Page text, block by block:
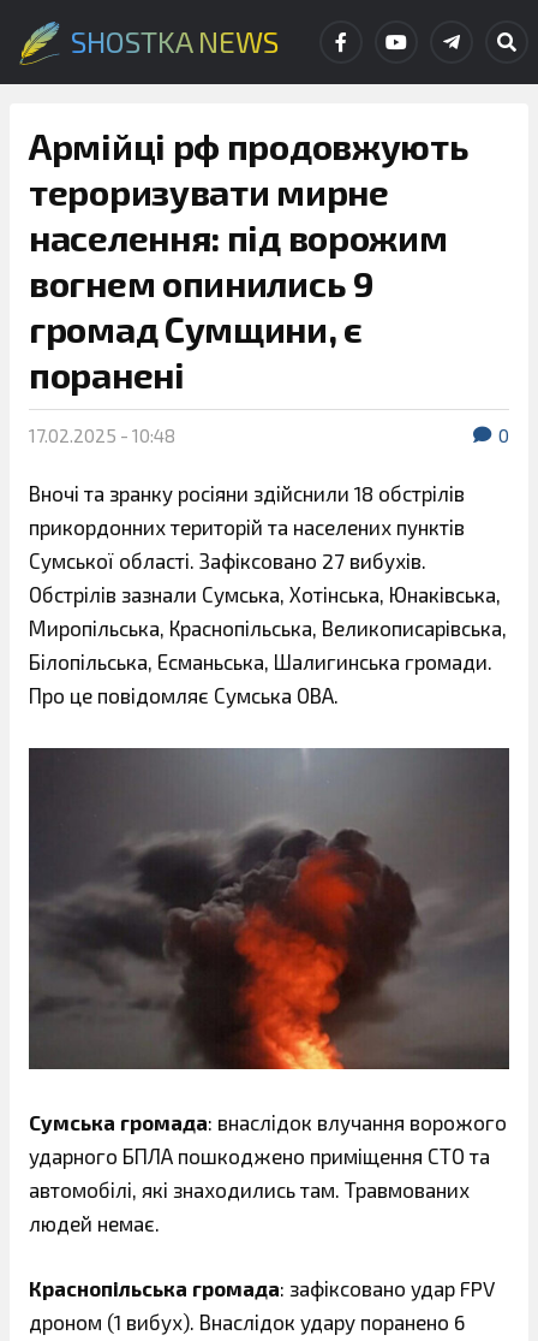
SHOSTKA NEWS
Армійці рф продовжують
тероризувати мирне
населення: під ворожим
вогнем опинились 9
громад Сумщини, є
поранені
17.02.2025 - 10:48 0
Вночі та зранку росіяни здійснили 18 обстрілів
прикордонних територій та населених пунктів
Сумської області. Зафіксовано 27 вибухів.
Обстрілів зазнали Сумська, Хотінська, Юнаківська,
Миропільська, Краснопільська, Великописарівська,
Білопільська, Есманьська, Шалигинська громади.
Про це повідомляє Сумська ОВА.
Сумська громада: внаслідок влучання ворожого
ударного БПЛА пошкоджено приміщення СТО та
автомобілі, які знаходились там. Травмованих
людей немає.
Краснопільська громада: зафіксовано удар FPV
дроном (1 вибух). Внаслідок удару поранено 6